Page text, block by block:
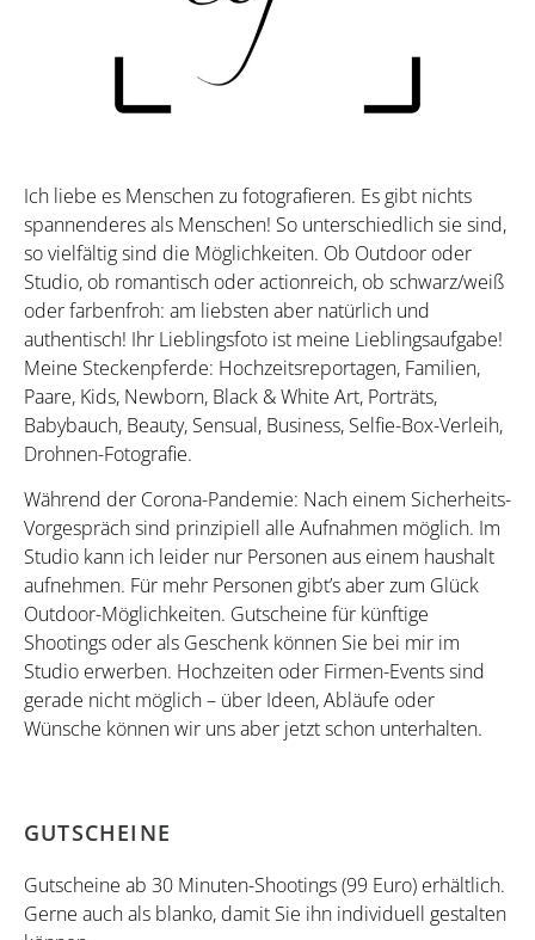
Ich liebe es Menschen zu fotografieren. Es gibt nichts
spannenderes als Menschen! So unterschiedlich sie sind,
so vielfältig sind die Möglichkeiten. Ob Outdoor oder
Studio, ob romantisch oder actionreich, ob schwarz/weiß
oder farbenfroh: am liebsten aber natürlich und
authentisch! Ihr Lieblingsfoto ist meine Lieblingsaufgabe!
Meine Steckenpferde: Hochzeitsreportagen, Familien,
Paare, Kids, Newborn, Black & White Art, Porträts,
Babybauch, Beauty, Sensual, Business, Selfie-Box-Verleih,
Drohnen-Fotografie.
Während der Corona-Pandemie: Nach einem Sicherheits-
Vorgespräch sind prinzipiell alle Aufnahmen möglich. Im
Studio kann ich leider nur Personen aus einem haushalt
aufnehmen. Für mehr Personen gibt’s aber zum Glück
Outdoor-Möglichkeiten. Gutscheine für künftige
Shootings oder als Geschenk können Sie bei mir im
Studio erwerben. Hochzeiten oder Firmen-Events sind
gerade nicht möglich – über Ideen, Abläufe oder
Wünsche können wir uns aber jetzt schon unterhalten.
GUTSCHEINE
Gutscheine ab 30 Minuten-Shootings (99 Euro) erhältlich.
Gerne auch als blanko, damit Sie ihn individuell gestalten